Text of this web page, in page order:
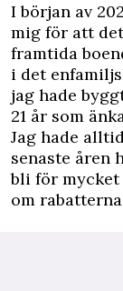
I början av
mig för att
framtida
i det
jag hade
21 år som
Jag hade
senaste åren
bli för mycket
om